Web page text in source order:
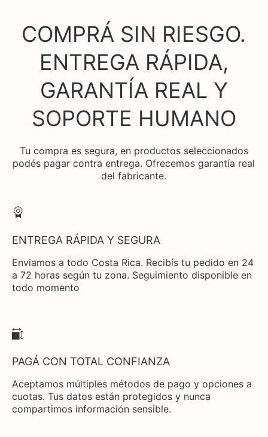
COMPRÁ SIN RIESGO.
ENTREGA RÁPIDA,
GARANTÍA REAL Y
SOPORTE HUMANO
Tu compra es segura, en productos seleccionados
podés pagar contra entrega. Ofrecemos garantía real
del fabricante.
ENTREGA RÁPIDA Y SEGURA
Enviamos a todo Costa Rica. Recibís tu pedido en 24
a 72 horas según tu zona. Seguimiento disponible en
todo momento
PAGÁ CON TOTAL CONFIANZA
Aceptamos múltiples métodos de pago y opciones a
cuotas. Tus datos están protegidos y nunca
compartimos información sensible.